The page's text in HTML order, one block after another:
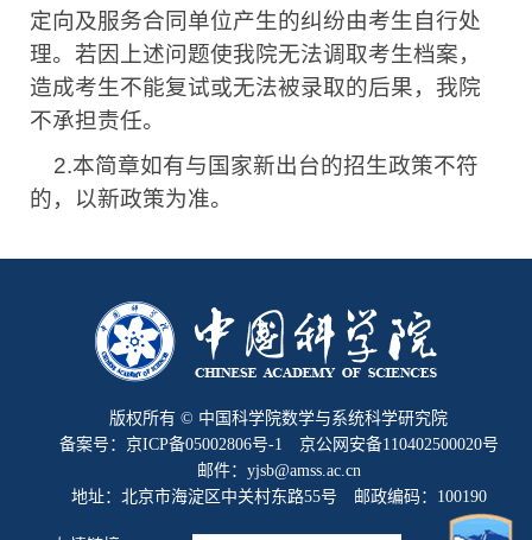
定向及服务合同单位产生的纠纷由考生自行处
理。若因上述问题使我院无法调取考生档案，
造成考生不能复试或无法被录取的后果，我院
不承担责任。
2.本简章如有与国家新出台的招生政策不符
的，以新政策为准。
版权所有 © 中国科学院数学与系统科学研究院
备案号：京ICP备05002806号-1 京公网安备110402500020号
邮件：yjsb@amss.ac.cn
地址：北京市海淀区中关村东路55号 邮政编码：100190